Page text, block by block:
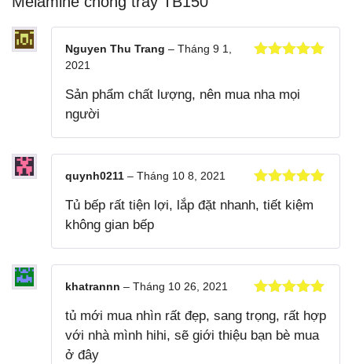
sao
Nguyen Thu Trang – Tháng 9 1,
2021
Sản phẩm chất lượng, nên mua nha mọi
người
hạng55
quynh0211 – Tháng 10 8, 2021
Tủ bếp rất tiện lợi, lắp đặt nhanh, tiết kiệm
không gian bếp
hạng55
sao
khatrannn – Tháng 10 26, 2021
tủ mới mua nhìn rất đẹp, sang trọng, rất hợp
với nhà mình hihi, sẽ giới thiệu bạn bè mua
ở đây